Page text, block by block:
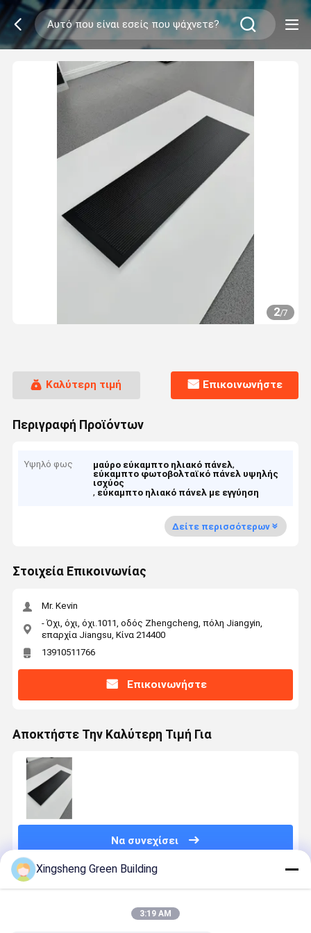
2/7
Καλύτερη τιμή Επικοινωνήστε
Περιγραφή Προϊόντων
Υψηλό φως μαύρο εύκαμπτο ηλιακό πάνελ,
εύκαμπτο φωτοβολταϊκό πάνελ υψηλής
ισχύος
, εύκαμπτο ηλιακό πάνελ με εγγύηση
Δείτε περισσότερων
Στοιχεία Επικοινωνίας
Mr. Kevin
- Όχι, όχι, όχι.1011, οδός Zhengcheng, πόλη Jiangyin,
επαρχία Jiangsu, Κίνα 214400
13910511766
Επικοινωνήστε
Αποκτήστε Την Καλύτερη Τιμή Για
Να συνεχίσει
Συνιστώμενα Προϊόντα
Xingsheng Green Building
3:19 AM